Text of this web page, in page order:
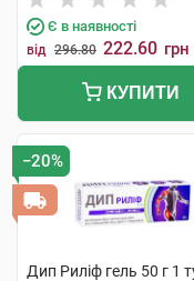
Є в наявності
від 296.80 222.60 грн
КУПИТИ
−20%
Дип Риліф гель 50 г 1